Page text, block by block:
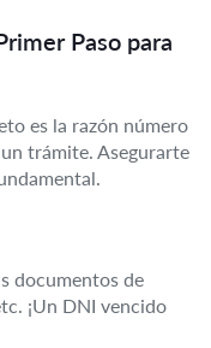
Paso para
es la razón número
trámite. Asegurarte
documentos de
¡Un DNI vencido